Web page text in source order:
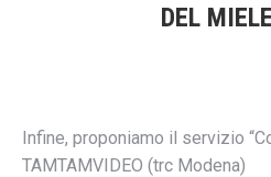
DEL
Infine, proponiamo il servizio
TAMTAMVIDEO (trc Modena)